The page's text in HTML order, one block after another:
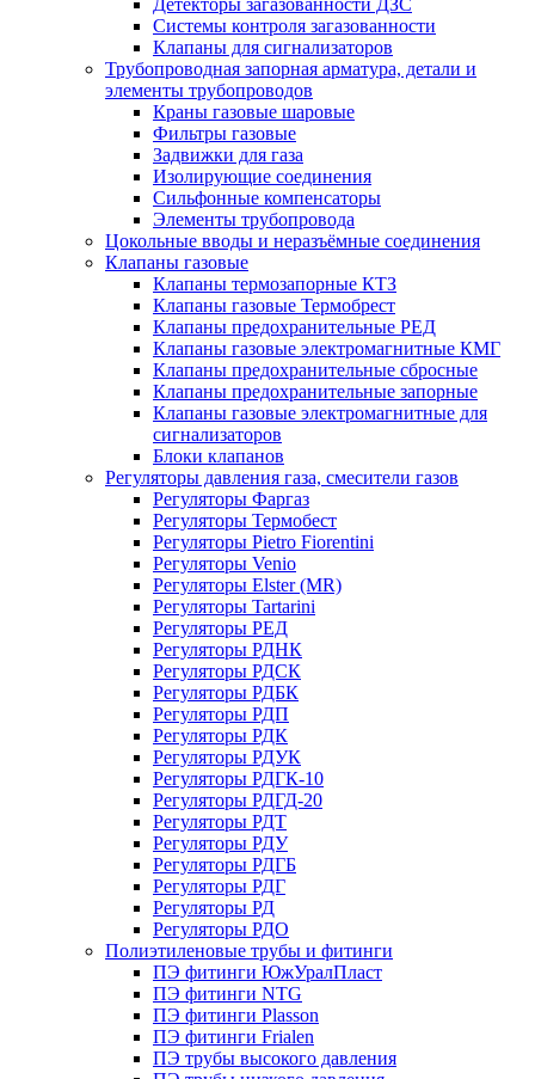
Детекторы загазованности ДЗС
Системы контроля загазованности
Клапаны для сигнализаторов
Трубопроводная запорная арматура, детали и
элементы трубопроводов
Краны газовые шаровые
Фильтры газовые
Задвижки для газа
Изолирующие соединения
Сильфонные компенсаторы
Элементы трубопровода
Цокольные вводы и неразъёмные соединения
Клапаны газовые
Клапаны термозапорные КТЗ
Клапаны газовые Термобрест
Клапаны предохранительные РЕД
Клапаны газовые электромагнитные КМГ
Клапаны предохранительные сбросные
Клапаны предохранительные запорные
Клапаны газовые электромагнитные для
сигнализаторов
Блоки клапанов
Регуляторы давления газа, смесители газов
Регуляторы Фаргаз
Регуляторы Термобест
Регуляторы Pietro Fiorentini
Регуляторы Venio
Регуляторы Elster (MR)
Регуляторы Tartarini
Регуляторы РЕД
Регуляторы РДНК
Регуляторы РДСК
Регуляторы РДБК
Регуляторы РДП
Регуляторы РДК
Регуляторы РДУК
Регуляторы РДГК-10
Регуляторы РДГД-20
Регуляторы РДТ
Регуляторы РДУ
Регуляторы РДГБ
Регуляторы РДГ
Регуляторы РД
Регуляторы РДО
Полиэтиленовые трубы и фитинги
ПЭ фитинги ЮжУралПласт
ПЭ фитинги NTG
ПЭ фитинги Plasson
ПЭ фитинги Frialen
ПЭ трубы высокого давления